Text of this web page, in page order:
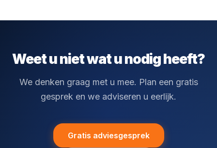
Weet u niet wat u nodig heeft?
We denken graag met u mee. Plan een gratis
gesprek en we adviseren u eerlijk.
Gratis adviesgesprek